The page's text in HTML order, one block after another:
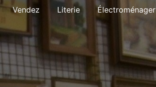
Vendez Literie Électroménager